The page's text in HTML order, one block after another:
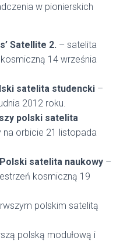
w pionierskich
Satellite 2. – satelita
14 września
satelita studencki –
2012 roku.
polski satelita
na orbicie 21 listopada
Polski satelita naukowy –
kosmiczną 19
polskim satelitą
polską modułową i